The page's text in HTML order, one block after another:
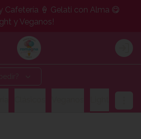
Cafetería 🍦 Gelati con Alma 😋
y Veganos!